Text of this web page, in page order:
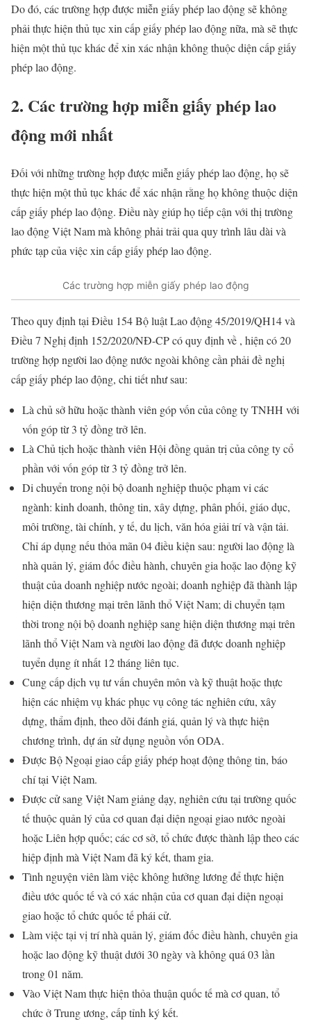
Do đó, các trường hợp được miễn giấy phép lao động sẽ không
phải thực hiện thủ tục xin cấp giấy phép lao động nữa, mà sẽ thực
hiện một thủ tục khác để xin xác nhận không thuộc diện cấp giấy
phép lao động.
2. Các trường hợp miễn giấy phép lao
động mới nhất
Đối với những trường hợp được miễn giấy phép lao động, họ sẽ
thực hiện một thủ tục khác để xác nhận rằng họ không thuộc diện
cấp giấy phép lao động. Điều này giúp họ tiếp cận với thị trường
lao động Việt Nam mà không phải trải qua quy trình lâu dài và
phức tạp của việc xin cấp giấy phép lao động.
Các trường hợp miễn giấy phép lao động
Theo quy định tại Điều 154 Bộ luật Lao động 45/2019/QH14 và
Điều 7 Nghị định 152/2020/NĐ-CP có quy định về , hiện có 20
trường hợp người lao động nước ngoài không cần phải đề nghị
cấp giấy phép lao động, chi tiết như sau:
Là chủ sở hữu hoặc thành viên góp vốn của công ty TNHH với
vốn góp từ 3 tỷ đồng trở lên.
Là Chủ tịch hoặc thành viên Hội đồng quản trị của công ty cổ
phần với vốn góp từ 3 tỷ đồng trở lên.
Di chuyển trong nội bộ doanh nghiệp thuộc phạm vi các
ngành: kinh doanh, thông tin, xây dựng, phân phối, giáo dục,
môi trường, tài chính, y tế, du lịch, văn hóa giải trí và vận tải.
Chỉ áp dụng nếu thỏa mãn 04 điều kiện sau: người lao động là
nhà quản lý, giám đốc điều hành, chuyên gia hoặc lao động kỹ
thuật của doanh nghiệp nước ngoài; doanh nghiệp đã thành lập
hiện diện thương mại trên lãnh thổ Việt Nam; di chuyển tạm
thời trong nội bộ doanh nghiệp sang hiện diện thương mại trên
lãnh thổ Việt Nam và người lao động đã được doanh nghiệp
tuyển dụng ít nhất 12 tháng liên tục.
Cung cấp dịch vụ tư vấn chuyên môn và kỹ thuật hoặc thực
hiện các nhiệm vụ khác phục vụ công tác nghiên cứu, xây
dựng, thẩm định, theo dõi đánh giá, quản lý và thực hiện
chương trình, dự án sử dụng nguồn vốn ODA.
Được Bộ Ngoại giao cấp giấy phép hoạt động thông tin, báo
chí tại Việt Nam.
Được cử sang Việt Nam giảng dạy, nghiên cứu tại trường quốc
tế thuộc quản lý của cơ quan đại diện ngoại giao nước ngoài
hoặc Liên hợp quốc; các cơ sở, tổ chức được thành lập theo các
hiệp định mà Việt Nam đã ký kết, tham gia.
Tình nguyện viên làm việc không hưởng lương để thực hiện
điều ước quốc tế và có xác nhận của cơ quan đại diện ngoại
giao hoặc tổ chức quốc tế phái cử.
Làm việc tại vị trí nhà quản lý, giám đốc điều hành, chuyên gia
hoặc lao động kỹ thuật dưới 30 ngày và không quá 03 lần
trong 01 năm.
Vào Việt Nam thực hiện thỏa thuận quốc tế mà cơ quan, tổ
chức ở Trung ương, cấp tỉnh ký kết.